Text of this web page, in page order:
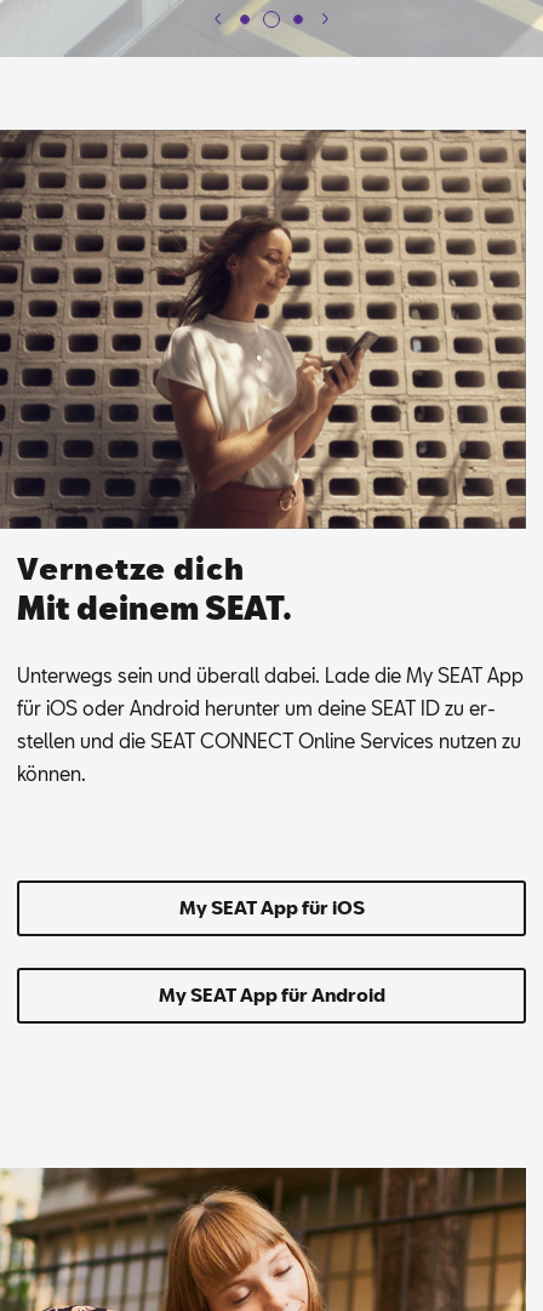
Vernetze dich
Mit deinem SEAT.
Un­ter­wegs sein und über­all da­bei. Lade die My SEAT App
für iOS oder An­dro­id her­un­ter um dei­ne SEAT ID zu er­
stel­len und die SEAT CON­NECT On­line Ser­vices nut­zen zu
kön­nen.
My SEAT App für iOS
My SEAT App für Android